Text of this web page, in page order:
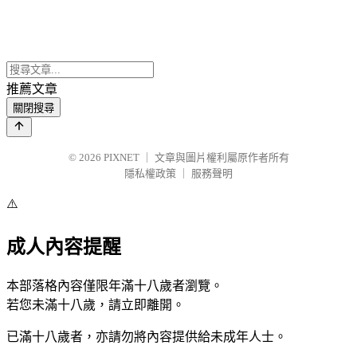
推薦文章
關閉搜尋
© 2026 PIXNET
文章與圖片權利屬原作者所有
隱私權政策
服務聲明
⚠️
成人內容提醒
本部落格內容僅限年滿十八歲者瀏覽。
若您未滿十八歲，請立即離開。
已滿十八歲者，亦請勿將內容提供給未成年人士。